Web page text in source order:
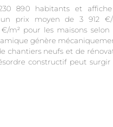
890 habitants et
prix moyen de 3 912
m² pour les maisons selon
génère
chantiers neufs et de
constructif peut surgir